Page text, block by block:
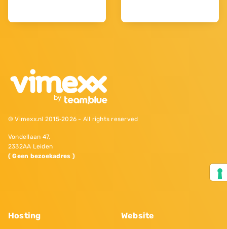
© Vimexx.nl 2015‐2026 - All rights reserved
Vondellaan 47,
2332AA Leiden
( Geen bezoekadres )
Hosting Website